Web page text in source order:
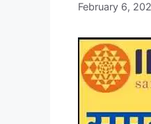
February 6,